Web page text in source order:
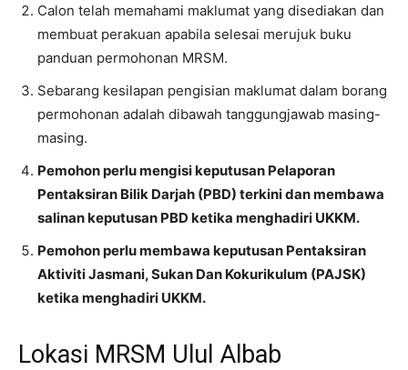
Calon telah memahami maklumat yang disediakan dan
membuat perakuan apabila selesai merujuk buku
panduan permohonan MRSM.
Sebarang kesilapan pengisian maklumat dalam borang
permohonan adalah dibawah tanggungjawab masing-
masing.
Pemohon perlu mengisi keputusan Pelaporan
Pentaksiran Bilik Darjah (PBD) terkini dan membawa
salinan keputusan PBD ketika menghadiri UKKM.
Pemohon perlu membawa keputusan Pentaksiran
Aktiviti Jasmani, Sukan Dan Kokurikulum (PAJSK)
ketika menghadiri UKKM.
Lokasi MRSM Ulul Albab